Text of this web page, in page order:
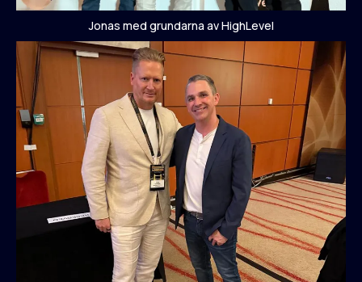
Jonas med grundarna av HighLevel